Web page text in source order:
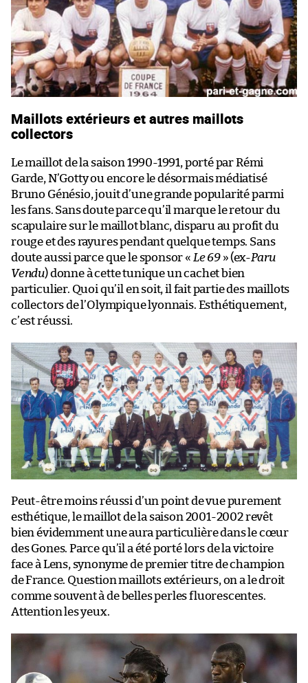
Maillots extérieurs et autres maillots
collectors
Le maillot de la saison 1990-1991, porté par Rémi
Garde, N’Gotty ou encore le désormais médiatisé
Bruno Génésio, jouit d’une grande popularité parmi
les fans. Sans doute parce qu’il marque le retour du
scapulaire sur le maillot blanc, disparu au profit du
rouge et des rayures pendant quelque temps. Sans
doute aussi parce que le sponsor « Le 69» (ex-Paru
Vendu) donne à cette tunique un cachet bien
particulier. Quoi qu’il en soit, il fait partie des maillots
collectors de l’Olympique lyonnais. Esthétiquement,
c’est réussi.
Peut-être moins réussi d’un point de vue purement
esthétique, le maillot de la saison 2001-2002 revêt
bien évidemment une aura particulière dans le cœur
des Gones. Parce qu’il a été porté lors de la victoire
face à Lens, synonyme de premier titre de champion
de France. Question maillots extérieurs, on a le droit
comme souvent à de belles perles fluorescentes.
Attention les yeux.